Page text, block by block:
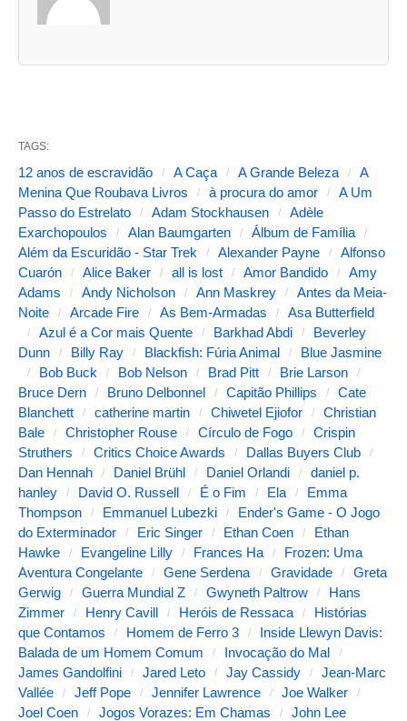
a
s
s
e
g
u
n
e
s
a
l
t
e
r
a
m
o
c
o
TAGS:
12 anos de escravidão A Caça A Grande Beleza
A
Menina Que Roubava Livros
à procura do amor
A Um
Passo do Estrelato
Adam Stockhausen
Adèle
Exarchopoulos
Alan Baumgarten
Álbum de Família
Além da Escuridão - Star Trek
Alexander Payne
Alfonso
Cuarón
Alice Baker all is lost Amor Bandido
Amy
Adams
Andy Nicholson Ann Maskrey
Antes da Meia-
Noite
Arcade Fire As Bem-Armadas
Asa Butterfield
Azul é a Cor mais Quente
Barkhad Abdi
Beverley
Dunn
Billy Ray Blackfish: Fúria Animal
Blue Jasmine
Bob Buck
Bob Nelson Brad Pitt
Brie Larson
Bruce Dern
Bruno Delbonnel Capitão Phillips
Cate
Blanchett
catherine martin Chiwetel Ejiofor
Christian
Bale
Christopher Rouse Círculo de Fogo
Crispin
Struthers
Critics Choice Awards
Dallas Buyers Club
Dan Hennah
Daniel Brühl Daniel Orlandi
daniel p.
hanley
David O. Russell É o Fim Ela
Emma
Thompson
Emmanuel Lubezki
Ender's Game - O Jogo
do Exterminador
Eric Singer Ethan Coen
Ethan
Hawke
Evangeline Lilly Frances Ha
Frozen: Uma
Aventura Congelante
Gene Serdena Gravidade
Greta
Gerwig
Guerra Mundial Z Gwyneth Paltrow
Hans
Zimmer
Henry Cavill Heróis de Ressaca
Histórias
que Contamos
Homem de Ferro 3
Inside Llewyn Davis:
Balada de um Homem Comum
Invocação do Mal
James Gandolfini
Jared Leto Jay Cassidy
Jean-Marc
Vallée
Jeff Pope Jennifer Lawrence
Joe Walker
Joel Coen
Jogos Vorazes: Em Chamas
John Lee